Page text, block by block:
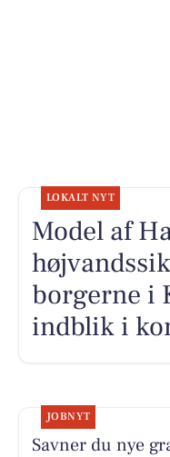
LOKALT NYT
Model af
borgerne i
indblik i
JOBNYT
Savner du nye